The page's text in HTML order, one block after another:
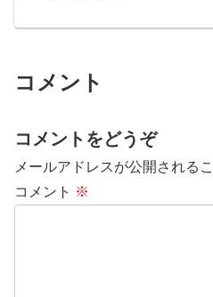
コメント
コメントをどうぞ
メールアドレスが公開される
コメント ※